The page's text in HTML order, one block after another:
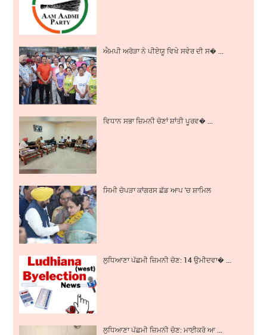
ਐਮਪੀ ਅਰੋੜਾ ਨੇ ਪੀਏਯੂ ਵਿਖੇ ਸਵੇਰ ਦੀ ਸ� ...
ਵਿਧਾਨ ਸਭਾ ਜ਼ਿਮਨੀ ਚੋਣਾਂ ਸ਼ਾਂਤੀ ਪੂਰਵ� ...
ਸਿਮੀ ਚੋਪੜਾ ਕਾਂਗਰਸ ਛੱਡ ਆਪ 'ਚ ਸ਼ਾਮਿਲ
ਲੁਧਿਆਣਾ ਪੱਛਮੀ ਜ਼ਿਮਨੀ ਚੋਣ: 14 ਉਮੀਦਵਾ� ...
ਲੁਧਿਆਣਾ ਪੱਛਮੀ ਜ਼ਿਮਨੀ ਚੋਣ: ਮਾਈਕਰੋ ਆ ...